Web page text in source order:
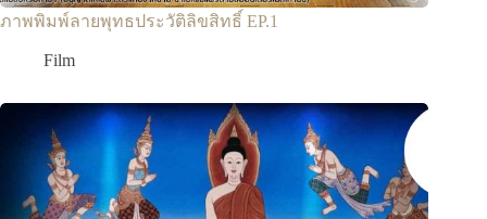
ภาพพิมพ์ลายพุทธประวัติลิขสิทธิ์ EP.1
Film